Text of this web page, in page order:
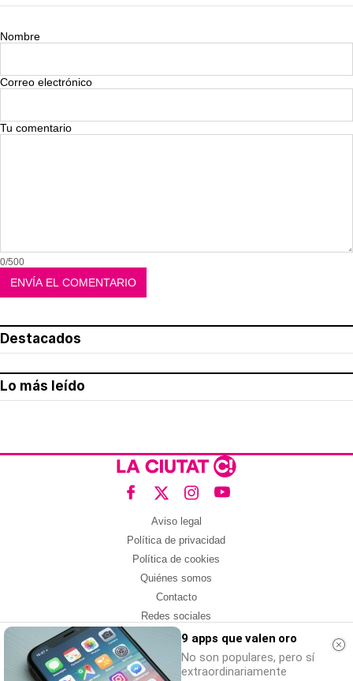
Nombre
Correo electrónico
Tu comentario
0/500
Destacados
Lo más leído
Aviso legal
Política de privacidad
Política de cookies
Quiénes somos
Contacto
Redes sociales
Con la colaboración de:9 apps que valen oro
No son populares, pero sí
extraordinariamente